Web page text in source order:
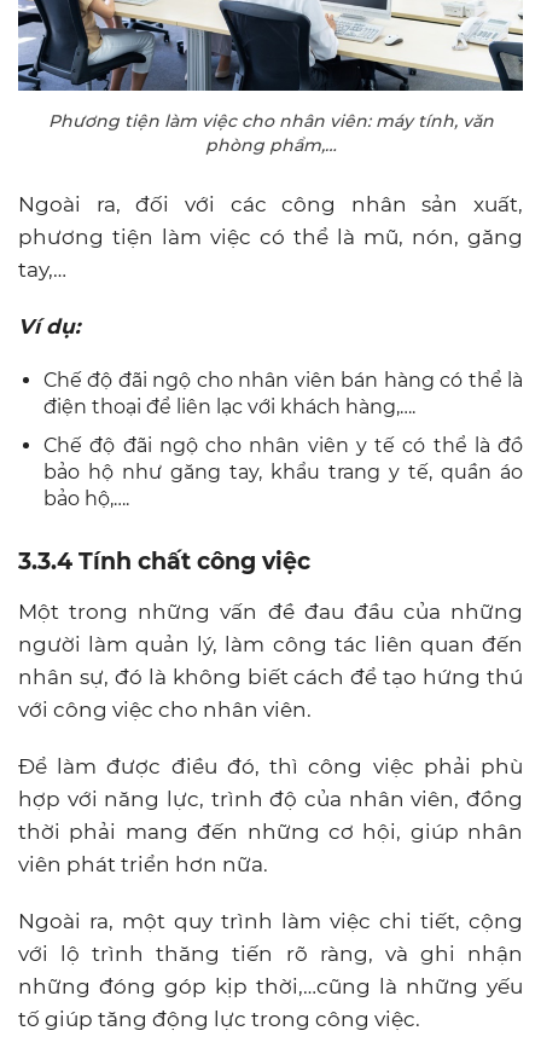
Phương tiện làm việc cho nhân viên: máy tính, văn
phòng phẩm,…
Ngoài ra, đối với các công nhân sản xuất,
phương tiện làm việc có thể là mũ, nón, găng
tay,…
Ví dụ:
Chế độ đãi ngộ cho nhân viên bán hàng có thể là
điện thoại để liên lạc với khách hàng,….
Chế độ đãi ngộ cho nhân viên y tế có thể là đồ
bảo hộ như găng tay, khẩu trang y tế, quần áo
bảo hộ,….
3.3.4 Tính chất công việc
Một trong những vấn đề đau đầu của những
người làm quản lý, làm công tác liên quan đến
nhân sự, đó là không biết cách để tạo hứng thú
với công việc cho nhân viên.
Để làm được điều đó, thì công việc phải phù
hợp với năng lực, trình độ của nhân viên, đồng
thời phải mang đến những cơ hội, giúp nhân
viên phát triển hơn nữa.
Ngoài ra, một quy trình làm việc chi tiết, cộng
với lộ trình thăng tiến rõ ràng, và ghi nhận
những đóng góp kịp thời,…cũng là những yếu
tố giúp tăng động lực trong công việc.